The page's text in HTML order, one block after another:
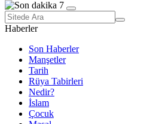
Haberler
Son Haberler
Manşetler
Tarih
Rüya Tabirleri
Nedir?
İslam
Çocuk